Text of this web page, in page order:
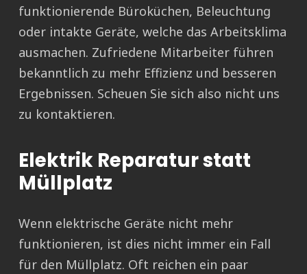
funktionierende Büroküchen, Beleuchtung
oder intakte Geräte, welche das Arbeitsklima
ausmachen. Zufriedene Mitarbeiter führen
bekanntlich zu mehr Effizienz und besseren
Ergebnissen. Scheuen Sie sich also nicht uns
zu kontaktieren.
Elektrik Reparatur statt
Müllplatz
Wenn elektrische Geräte nicht mehr
funktionieren, ist dies nicht immer ein Fall
für den Müllplatz. Oft reichen ein paar